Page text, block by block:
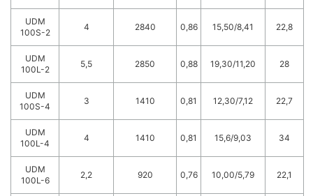
UDM
100S-2
4 2840 0,86 15,50/8,41 22,8
UDM
100L-2
5,5 2850 0,88 19,30/11,20 28
UDM
100S-4
3 1410 0,81 12,30/7,12 22,7
UDM
100L-4
4 1410 0,81 15,6/9,03 34
UDM
100L-6
2,2 920 0,76 10,00/5,79 22,1